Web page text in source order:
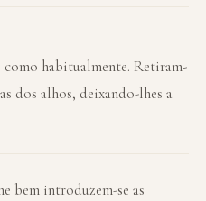
como habitualmente. Retiram-
dos alhos, deixando-lhes a
bem introduzem-se as